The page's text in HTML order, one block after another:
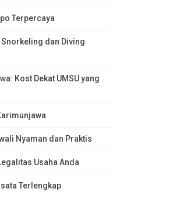
Terpercaya
dan Diving
Kost Dekat UMSU yang
Nyaman dan Praktis
Usaha Anda
Terlengkap